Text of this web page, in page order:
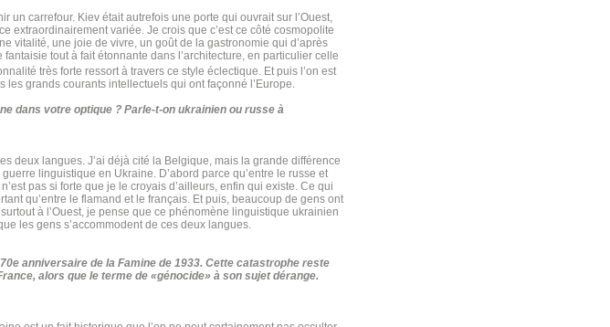
un carrefour. Kiev était autrefois une porte qui ouvrait sur l’Ouest,
extraordinairement variée. Je crois que c’est ce côté cosmopolite
vitalité, une joie de vivre, un goût de la gastronomie qui d’après
tout à fait étonnante dans l’architecture, en particulier celle
très forte ressort à travers ce style éclectique. Et puis l’on est
les grands courants intellectuels qui ont façonné l’Europe.
dans votre optique ? Parle-t-on ukrainien ou russe à
deux langues. J’ai déjà cité la Belgique, mais la grande différence
linguistique en Ukraine. D’abord parce qu’entre le russe et
pas si forte que je le croyais d’ailleurs, enfin qui existe. Ce qui
qu’entre le flamand et le français. Et puis, beaucoup de gens ont
à l’Ouest, je pense que ce phénomène linguistique ukrainien
les gens s’accommodent de ces deux langues.
anniversaire de la Famine de 1933. Cette catastrophe reste
alors que le terme de «génocide» à son sujet dérange.